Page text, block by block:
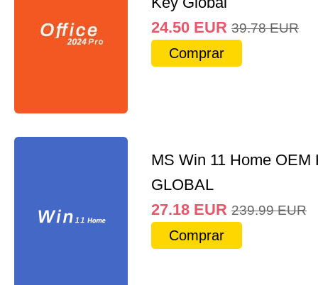
24.50 EUR 39.78 EUR
Comprar
MS Win 11 Home OEM
GLOBAL
27.18 EUR 239.99 EUR
Comprar